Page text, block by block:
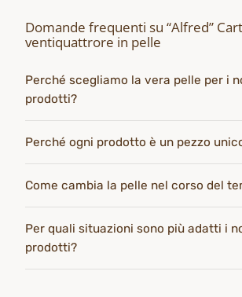
Domande frequenti su “Alfred”
ventiquattrore in pelle
Perché scegliamo la vera pelle per i
prodotti?
Perché ogni prodotto è un pezzo
Come cambia la pelle nel corso del
Per quali situazioni sono più adatti i
prodotti?